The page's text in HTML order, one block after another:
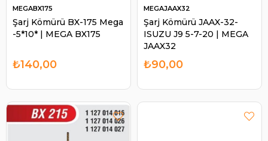
Şarj Kömürü BX-175 Mega
-5*10* | MEGA BX175
MEGABX175
₺140,00
Şarj Kömürü JAAX-32-
ISUZU J9 5-7-20 | MEGA
JAAX32
MEGAJAAX32
₺90,00